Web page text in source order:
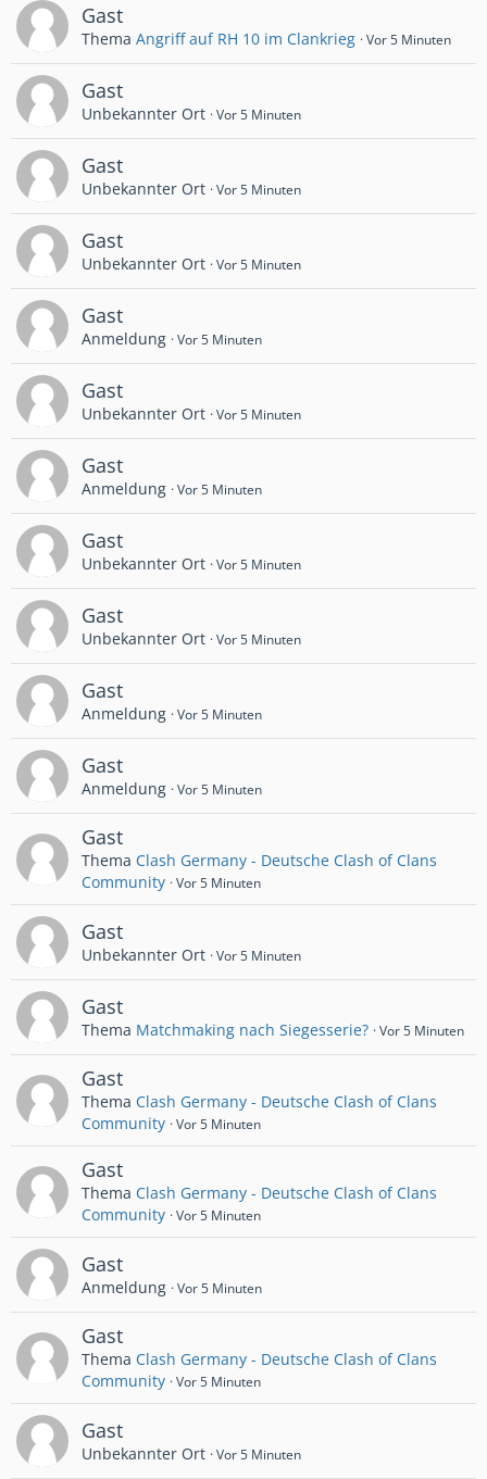
Gast
Thema Angriff auf RH 10 im Clankrieg Vor 5 Minuten
Gast
Unbekannter Ort Vor 5 Minuten
Gast
Unbekannter Ort Vor 5 Minuten
Gast
Unbekannter Ort Vor 5 Minuten
Gast
Anmeldung Vor 5 Minuten
Gast
Unbekannter Ort Vor 5 Minuten
Gast
Anmeldung Vor 5 Minuten
Gast
Unbekannter Ort Vor 5 Minuten
Gast
Unbekannter Ort Vor 5 Minuten
Gast
Anmeldung Vor 5 Minuten
Gast
Anmeldung Vor 5 Minuten
Gast
Thema Clash Germany - Deutsche Clash of Clans
Community Vor 5 Minuten
Gast
Unbekannter Ort Vor 5 Minuten
Gast
Thema Matchmaking nach Siegesserie? Vor 5 Minuten
Gast
Thema Clash Germany - Deutsche Clash of Clans
Community Vor 5 Minuten
Gast
Thema Clash Germany - Deutsche Clash of Clans
Community Vor 5 Minuten
Gast
Anmeldung Vor 5 Minuten
Gast
Thema Clash Germany - Deutsche Clash of Clans
Community Vor 5 Minuten
Gast
Unbekannter Ort Vor 5 Minuten